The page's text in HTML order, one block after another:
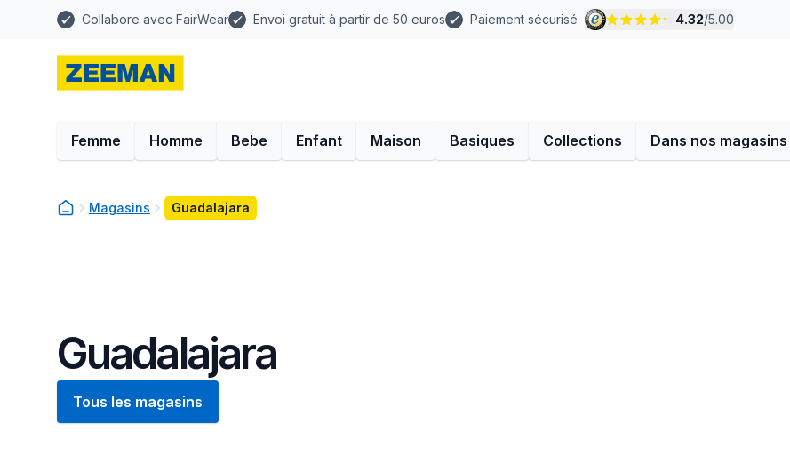
Collabore avec FairWear Envoi gratuit à partir de 50 euros Paiement sécurisé 4.32/5.00
Femme Homme Bebe Enfant Maison Basiques Collections Dans nos magasins
Magasins Guadalajara
Guadalajara
Tous les magasins